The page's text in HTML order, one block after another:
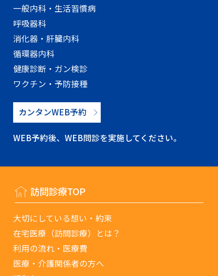
一般内科・生活習慣病
呼吸器科
消化器・肝臓内科
循環器内科
健康診断・ガン検診
ワクチン・予防接種
カンタンWEB予約
WEB予約後、WEB問診を実施してください。
訪問診療TOP
大切にしている想い・約束
在宅医療（訪問診療）とは？
利用の流れ・医療費
医療・介護関係者の方へ